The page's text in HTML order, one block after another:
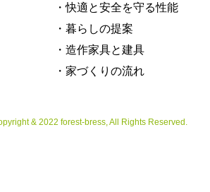
・快適と安全を守る性能
・暮らしの提案
・造作家具と建具
・家づくりの流れ
& 2022 forest-bress, All Rights Reserved.